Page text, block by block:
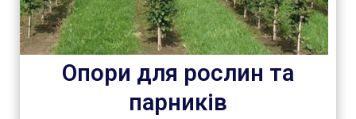
Опори для рослин та
парників